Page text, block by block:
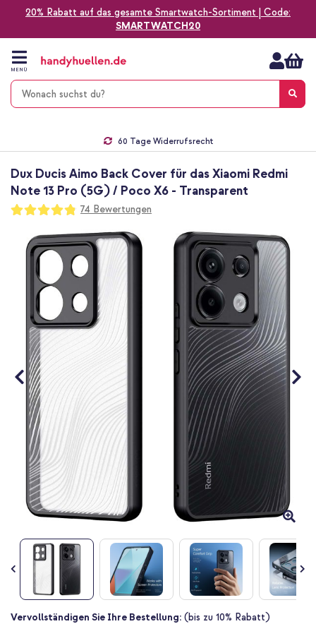
20% Rabatt auf das gesamte Smartwatch-Sortiment | Code:
SMARTWATCH20
Zum
Inhalt
springen
MENÜ
60 Tage Widerrufsrecht
Dux Ducis Aimo Back Cover für das Xiaomi Redmi
Note 13 Pro (5G) / Poco X6 - Transparent
Bewertung:
96
100
74 Bewertungen
Ende
Bildgalerie
springen
Zum
Vervollständigen Sie Ihre Bestellung: (bis zu 10% Rabatt)